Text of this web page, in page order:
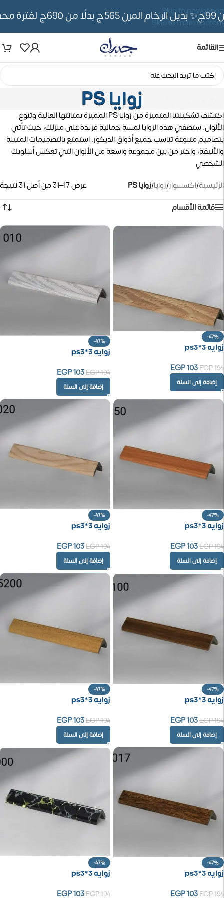
Skip to navigation
Skip to main content
✨ بديل الرخام المرن 565ج بدلًا من 690ج لفترة محدوده
القائمة
زوايا PS
اكتشف تشكيلتنا المتميزة من زوايا PS المميزة بمتانتها العالية وتنوع
الألوان. ستضفي هذه الزوايا لمسة جمالية فريدة على منزلك، حيث تأتي
بتصاميم متنوعة تناسب جميع أذواق الديكور. استمتع بالتصميمات المتينة
والأنيقة، واختر من بين مجموعة واسعة من الألوان التي تعكس أسلوبك
الشخصي
الرئيسية/اكسسوار/زوايا/زوايا PS
عرض 17–31 من أصل 31 نتيجة
قائمة الأقسام
-47%
زوايه ps3*3
EGP194
EGP103
إضافة إلى السلة
-47%
زوايه ps3*3
EGP194
EGP103
إضافة إلى السلة
-47%
زوايه ps3*3
EGP194
EGP103
إضافة إلى السلة
-47%
زوايه ps3*3
EGP194
EGP103
إضافة إلى السلة
-47%
زوايه ps3*3
EGP194
EGP103
إضافة إلى السلة
-47%
زوايه ps3*3
EGP194
EGP103
إضافة إلى السلة
-47%
زوايه ps3*3
EGP194
EGP103
-47%
زوايه ps3*3
EGP194
EGP103